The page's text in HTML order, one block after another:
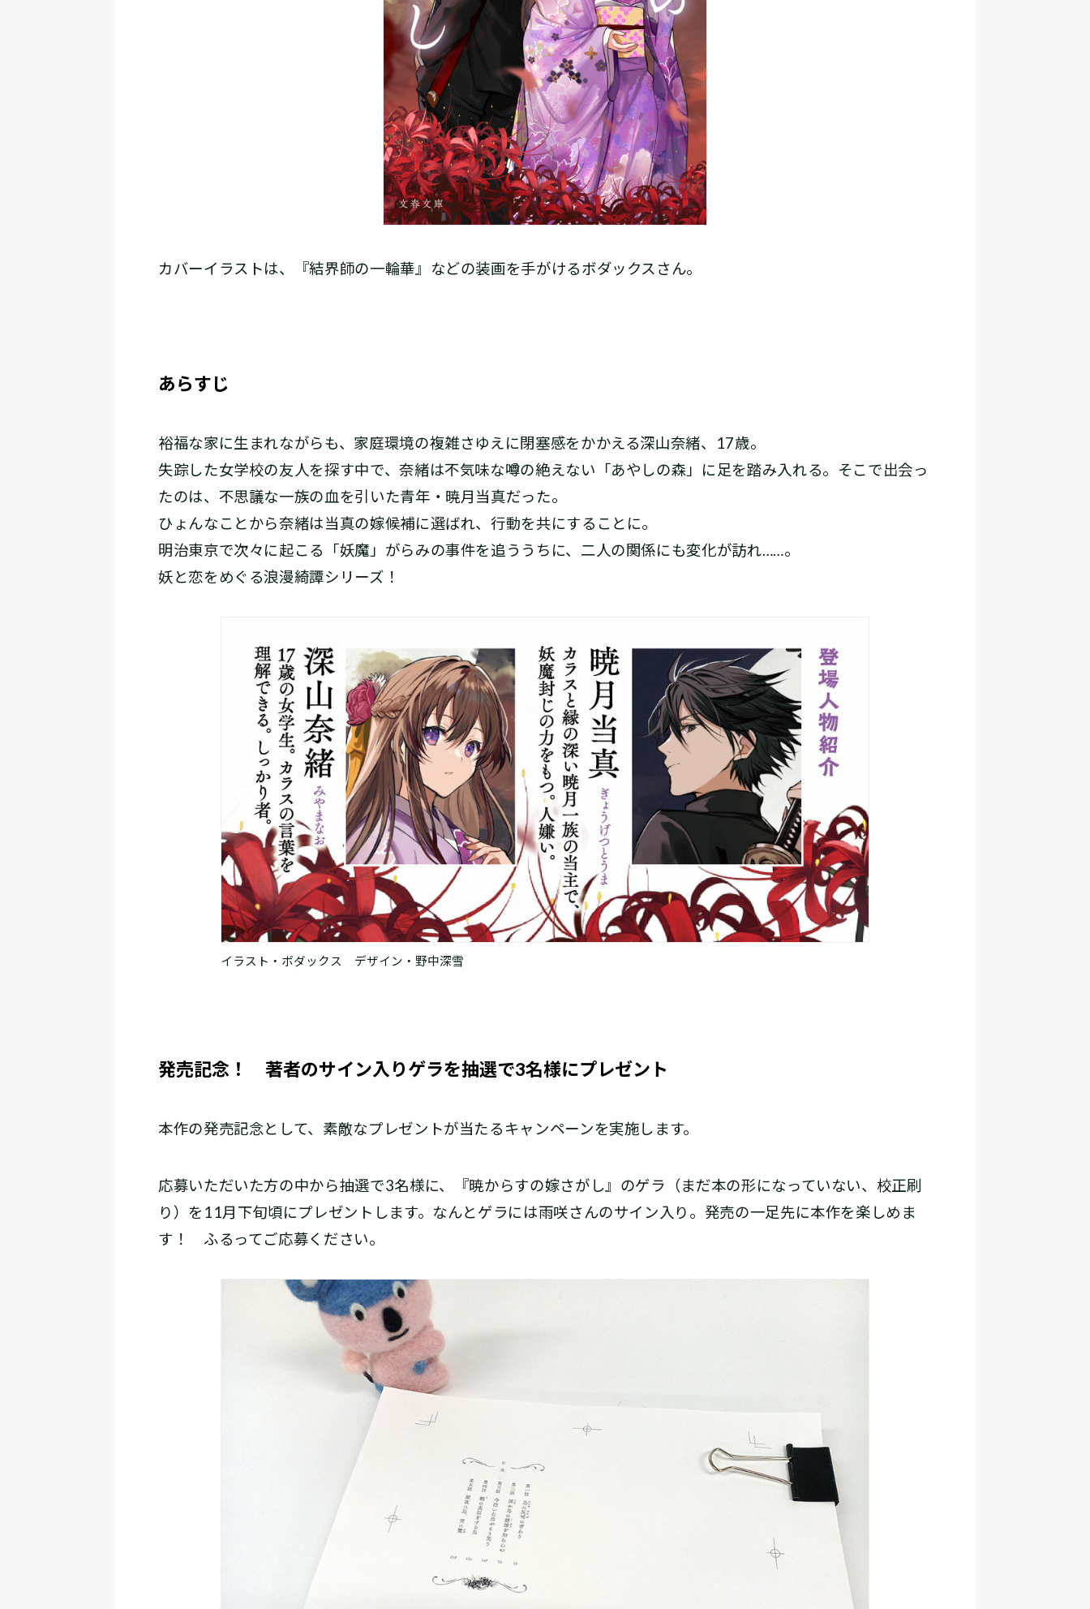
カバーイラストは、『結界師の一輪華』などの装画を手がけるボダックスさん。
あらすじ
裕福な家に生まれながらも、家庭環境の複雑さゆえに閉塞感をかかえる深山奈緒、17歳。
失踪した女学校の友人を探す中で、奈緒は不気味な噂の絶えない「あやしの森」に足を踏み入れる。そこで出会っ
たのは、不思議な一族の血を引いた青年・暁月当真だった。
ひょんなことから奈緒は当真の嫁候補に選ばれ、行動を共にすることに。
明治東京で次々に起こる「妖魔」がらみの事件を追ううちに、二人の関係にも変化が訪れ……。
妖と恋をめぐる浪漫綺譚シリーズ！
イラスト・ボダックス デザイン・野中深雪
発売記念！ 著者のサイン入りゲラを抽選で3名様にプレゼント
本作の発売記念として、素敵なプレゼントが当たるキャンペーンを実施します。
応募いただいた方の中から抽選で3名様に、『暁からすの嫁さがし』のゲラ（まだ本の形になっていない、校正刷
り）を11月下旬頃にプレゼントします。なんとゲラには雨咲さんのサイン入り。発売の一足先に本作を楽しめま
す！ ふるってご応募ください。